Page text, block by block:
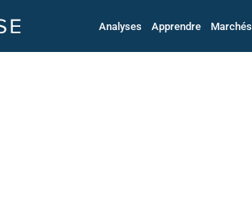
Analyses Apprendre Marchés